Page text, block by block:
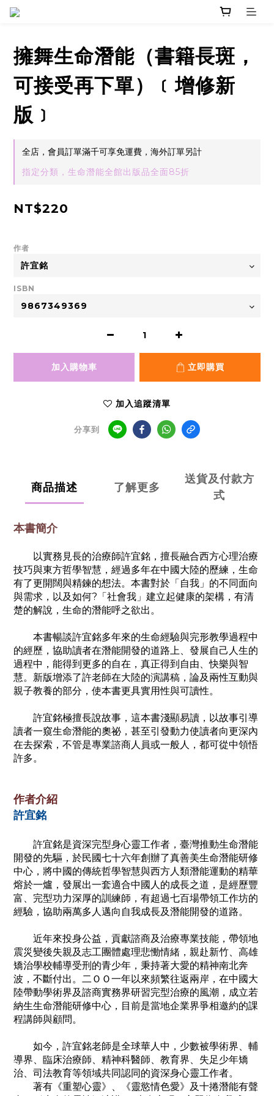
擁舞生命潛能（書籍長斑，
可接受再下單）﹝增修新
版﹞
全店，會員訂單滿千可享免運費，海外訂單另計
指定分類，生命潛能全館出版品全面85折
NT$220
作者
ISBN
加入購物車 立即購買
加入追蹤清單
分享到
商品描述 了解更多
送貨及付款方
式
本書簡介
以實務見長的治療師許宜銘，擅長融合西方心理治療
技巧與東方哲學智慧，經過多年在中國大陸的歷練，生命
有了更開闊與精鍊的想法。本書對於「自我」的不同面向
與需求，以及如何?「社會我」建立起健康的架構，有清
楚的解說，生命的潛能呼之欲出。
本書暢談許宜銘多年來的生命經驗與完形教學過程中
的經歷，協助讀者在潛能開發的道路上、發展自己人生的
過程中，能得到更多的自在，真正得到自由、快樂與智
慧。新版增添了許老師在大陸的演講稿，論及兩性互動與
親子教養的部分，使本書更具實用性與可讀性。
許宜銘極擅長說故事，這本書淺顯易讀，以故事引導
讀者一窺生命潛能的奧祕，甚至引發動力使讀者向更深內
在去探索，不管是專業諮商人員或一般人，都可從中領悟
許多。
作者介紹
許宜銘
許宜銘是資深完型身心靈工作者，臺灣推動生命潛能
開發的先驅，於民國七十六年創辦了真善美生命潛能研修
中心，將中國的傳統哲學智慧與西方人類潛能運動的精華
熔於一爐，發展出一套適合中國人的成長之道，是經歷豐
富、完型功力深厚的訓練師，有超過七百場帶領工作坊的
經驗，協助兩萬多人邁向自我成長及潛能開發的道路。
近年來投身公益，貢獻諮商及治療專業技能，帶領地
震災變後失親及志工團體處理悲慟情緒，親赴新竹、高雄
矯治學校輔導受刑的青少年，秉持著大愛的精神南北奔
波，不斷付出。二ＯＯ一年以來頻繁往返兩岸，在中國大
陸帶動學術界及諮商實務界研習完型治療的風潮，成立若
納生生命潛能研修中心，目前是當地企業界爭相邀約的課
程講師與顧問。
如今，許宜銘老師是全球華人中，少數被學術界、輔
導界、臨床治療師、精神科醫師、教育界、失足少年矯
治、司法教育等領域共同認同的資深身心靈工作者。
著有《重塑心靈》、《靈慾情色愛》及十捲潛能有聲